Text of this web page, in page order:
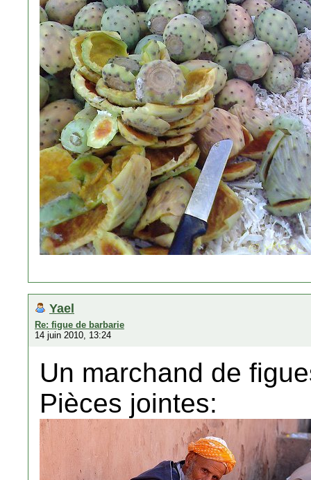
Yael
Re: figue de barbarie
14 juin 2010, 13:24
Un marchand de
Pièces jointes: